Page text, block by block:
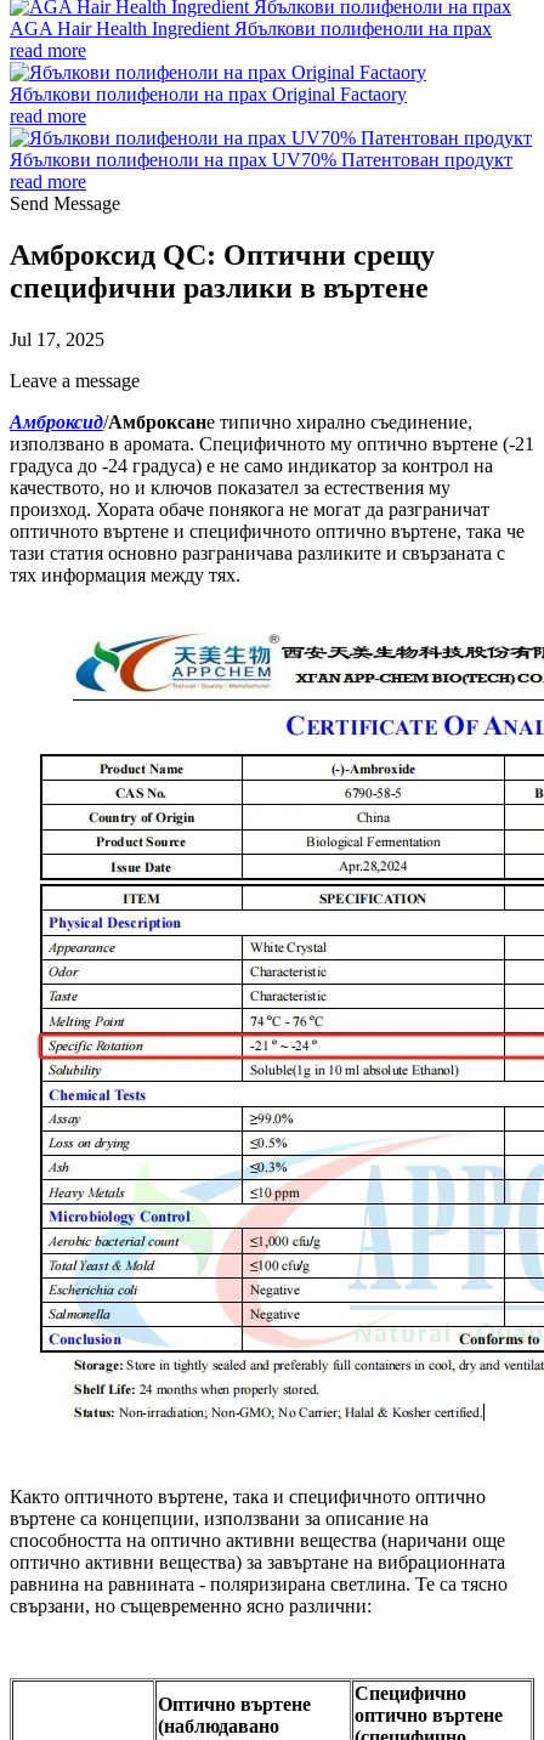
AGA Hair Health Ingredient Ябълкови полифеноли на прах
read more
Ябълкови полифеноли на прах Original Factaory
read more
Ябълкови полифеноли на прах UV70% Патентован продукт
read more
Send Message
Амброксид QC: Оптични срещу
специфични разлики в въртене
Jul 17, 2025
Leave a message
Амброксид/Амброксане типично хирално съединение,
използвано в аромата. Специфичното му оптично въртене (-21
градуса до -24 градуса) е не само индикатор за контрол на
качеството, но и ключов показател за естествения му
произход. Хората обаче понякога не могат да разграничат
оптичното въртене и специфичното оптично въртене, така че
тази статия основно разграничава разликите и свързаната с
тях информация между тях.
Както оптичното въртене, така и специфичното оптично
въртене са концепции, използвани за описание на
способността на оптично активни вещества (наричани още
оптично активни вещества) за завъртане на вибрационната
равнина на равнината - поляризирана светлина. Те са тясно
свързани, но същевременно ясно различни:
Оптично въртене
(наблюдавано
Специфично
оптично въртене